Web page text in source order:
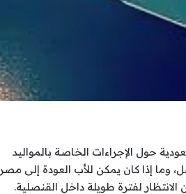
حول الإجراءات الخاصة بالمواليد
إذا كان يمكن للأب العودة إلى مصر
لفترة طويلة داخل القنصلية.